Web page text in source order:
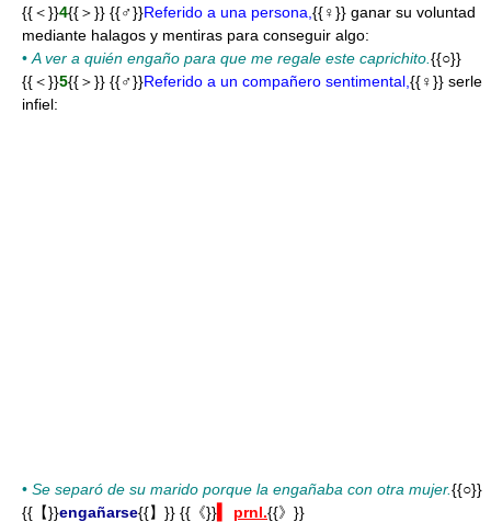
{{＜}}4{{＞}} {{♂}}Referido a una persona, {{♀}} ganar su voluntad
mediante halagos y mentiras para conseguir algo:
• A ver a quién engaño para que me regale este caprichito. {{○}}
{{＜}}5{{＞}} {{♂}}Referido a un compañero sentimental, {{♀}} serle
infiel:
• Se separó de su marido porque la engañaba con otra mujer.{{○}}
{{【}}engañarse{{】}} {{《}} prnl.{{》}}